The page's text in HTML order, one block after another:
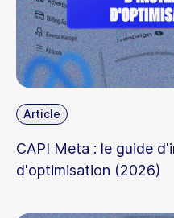
Article
CAPI Meta : le guide
d'optimisation (2026)